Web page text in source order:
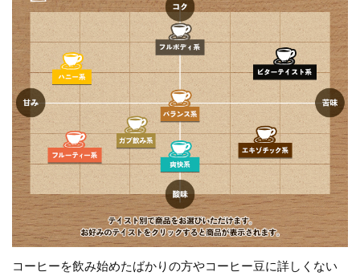
コーヒーを飲み始めたばかりの方やコーヒー豆に詳しくない